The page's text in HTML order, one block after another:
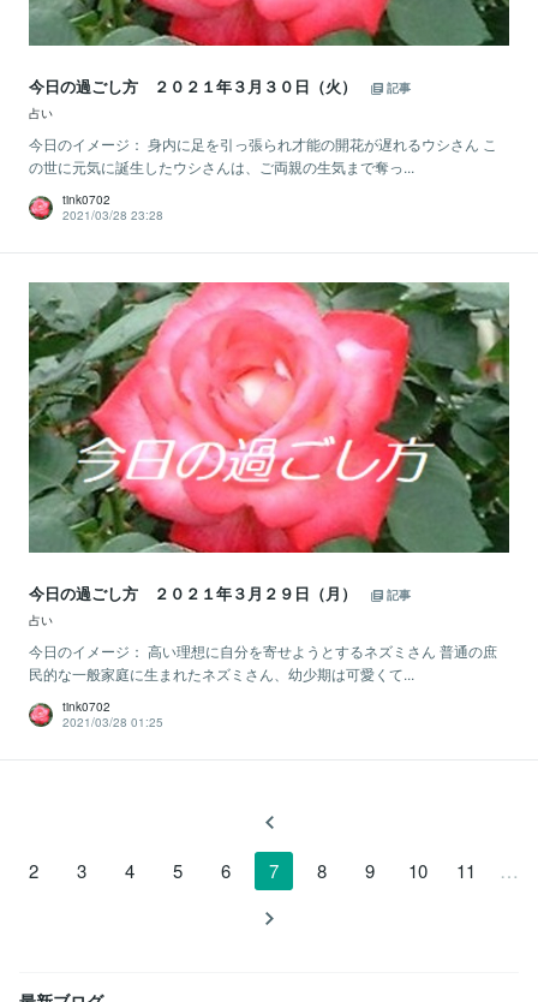
今日の過ごし方 ２０２１年３月３０日（火）
記事
占い
今日のイメージ： 身内に足を引っ張られ才能の開花が遅れるウシさん こ
の世に元気に誕生したウシさんは、ご両親の生気まで奪っ...
tink0702
2021/03/28 23:28
今日の過ごし方 ２０２１年３月２９日（月）
記事
占い
今日のイメージ： 高い理想に自分を寄せようとするネズミさん 普通の庶
民的な一般家庭に生まれたネズミさん、幼少期は可愛くて...
tink0702
2021/03/28 01:25
2 3 4 5 6 7 8 9 10 11 …